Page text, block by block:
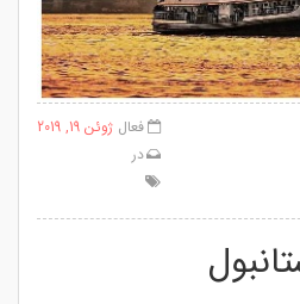
فعال ژوئن 19, 2019
در